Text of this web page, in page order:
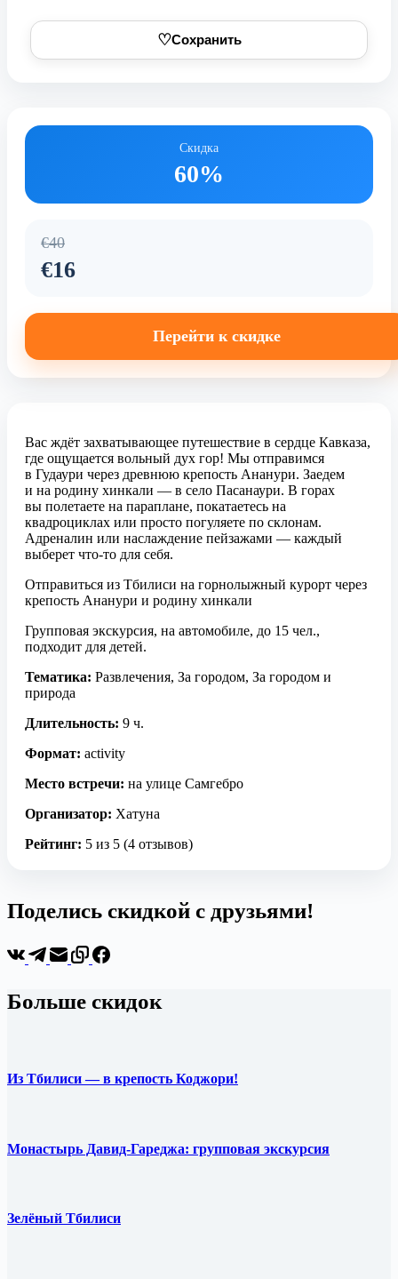
♡Сохранить
Скидка
60%
€40
€16
Перейти к скидке
Вас ждёт захватывающее путешествие в сердце Кавказа,
где ощущается вольный дух гор! Мы отправимся
в Гудаури через древнюю крепость Ананури. Заедем
и на родину хинкали — в село Пасанаури. В горах
вы полетаете на параплане, покатаетесь на
квадроциклах или просто погуляете по склонам.
Адреналин или наслаждение пейзажами — каждый
выберет что-то для себя.
Отправиться из Тбилиси на горнолыжный курорт через
крепость Ананури и родину хинкали
Групповая экскурсия, на автомобиле, до 15 чел.,
подходит для детей.
Тематика: Развлечения, За городом, За городом и
природа
Длительность: 9 ч.
Формат: activity
Место встречи: на улице Самгебро
Организатор: Хатуна
Рейтинг: 5 из 5 (4 отзывов)
Поделись скидкой с друзьями!
Больше скидок
Из Тбилиси — в крепость Коджори!
Монастырь Давид-Гареджа: групповая экскурсия
Зелёный Тбилиси